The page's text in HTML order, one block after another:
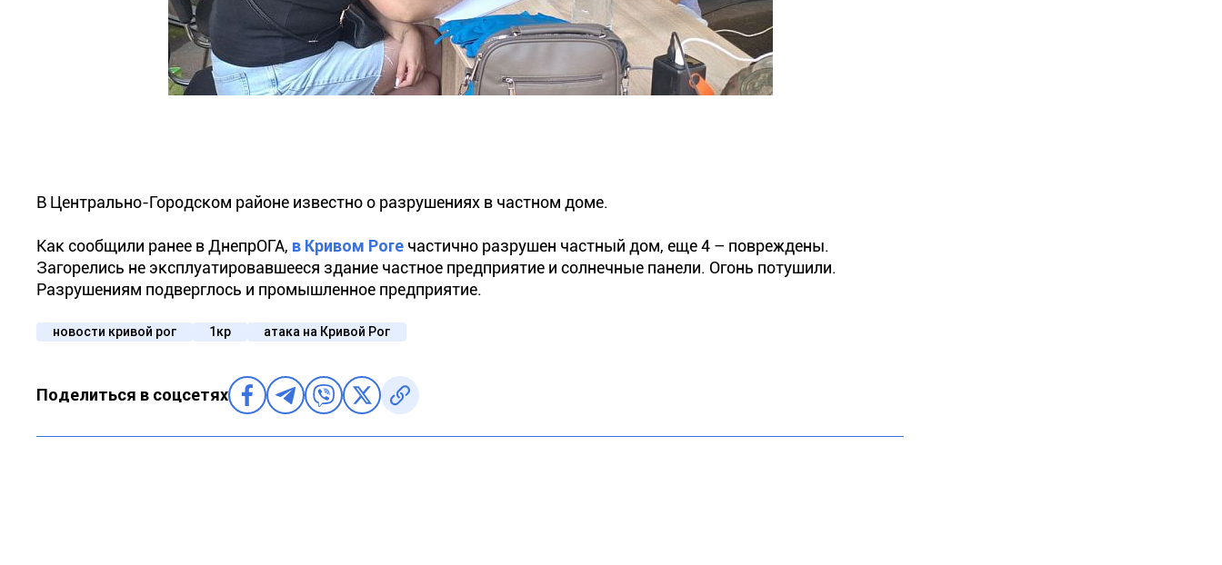
В Центрально-Городском районе известно о разрушениях в частном доме.
Как сообщили ранее в ДнепрОГА, в Кривом Роге частично разрушен частный дом, еще 4 – повреждены.
Загорелись не эксплуатировавшееся здание частное предприятие и солнечные панели. Огонь потушили.
Разрушениям подверглось и промышленное предприятие.
новости кривой рог 1кр атака на Кривой Рог
Поделиться в соцсетях